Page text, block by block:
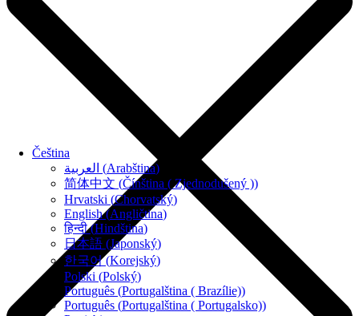
Čeština
العربية (Arabština)
简体中文 (Čínština ( Zjednodušený ))
Hrvatski (Chorvatský)
English(Angličtina)
हिन्दी(Hindština)
日本語 (Japonský)
한국어(Korejský)
Polski (Polský)
Português (Portugalština ( Brazílie))
Português (Portugalština ( Portugalsko))